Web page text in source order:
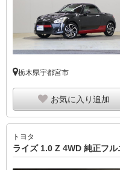
栃木県宇都宮市
お気に入り追加
トヨタ
ライズ 1.0 Z 4WD 純正フ